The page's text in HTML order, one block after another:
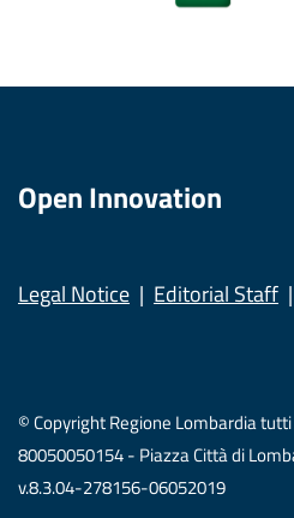
Open Innovation
Legal Notice Editorial Staff
© Copyright Regione Lombardia
80050050154 - Piazza Città di
v.8.3.04-278156-06052019